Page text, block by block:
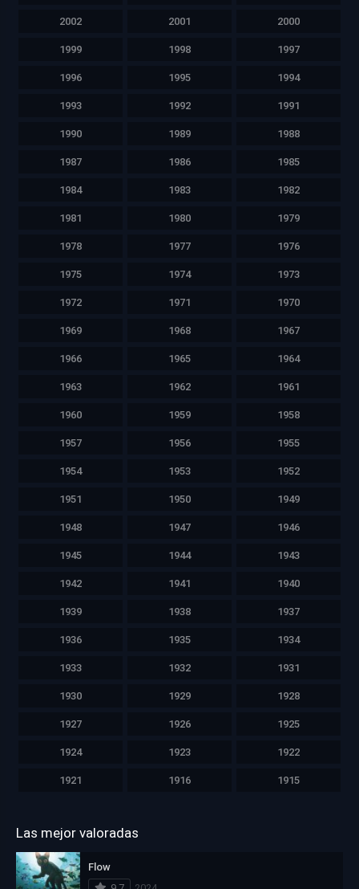
2002 2001 2000
1999 1998 1997
1996 1995 1994
1993 1992 1991
1990 1989 1988
1987 1986 1985
1984 1983 1982
1981 1980 1979
1978 1977 1976
1975 1974 1973
1972 1971 1970
1969 1968 1967
1966 1965 1964
1963 1962 1961
1960 1959 1958
1957 1956 1955
1954 1953 1952
1951 1950 1949
1948 1947 1946
1945 1944 1943
1942 1941 1940
1939 1938 1937
1936 1935 1934
1933 1932 1931
1930 1929 1928
1927 1926 1925
1924 1923 1922
1921 1916 1915
Las mejor valoradas
Flow